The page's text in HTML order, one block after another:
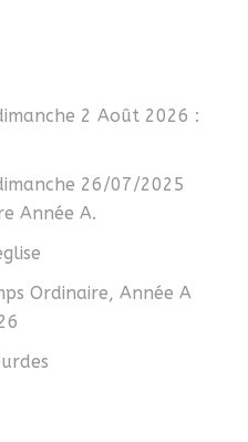
dimanche 2 Août 2026 :
dimanche 26/07/2025
Année A.
Ordinaire, Année A